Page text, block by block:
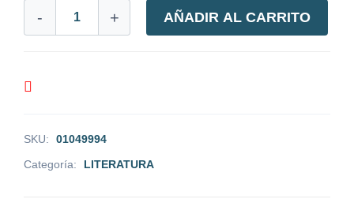
- + AÑADIR AL CARRITO
SKU:
01049994
Categoría:
LITERATURA